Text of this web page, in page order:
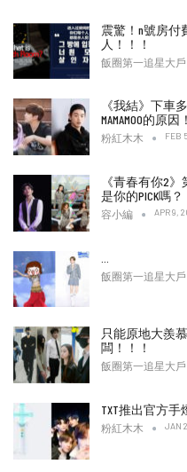
震驚！n號房付
人！！！
飯圈第一追星大戶
《我結》下車
MAMAMOO的原因！
粉紅木木 FEB
《青春有你2
是你的PICK嗎？
容小編 APR 9,
飯圈第一追星大戶
只能原地大羨
闆！！！
飯圈第一追星大戶
TXT推出官方
粉紅木木 JAN